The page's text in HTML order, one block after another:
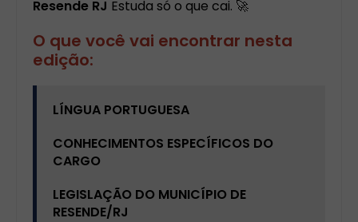
Resende RJ Estuda só o que cai. 🚀
O que você vai encontrar nesta
edição:
LÍNGUA PORTUGUESA
CONHECIMENTOS ESPECÍFICOS DO
CARGO
LEGISLAÇÃO DO MUNICÍPIO DE
RESENDE/RJ